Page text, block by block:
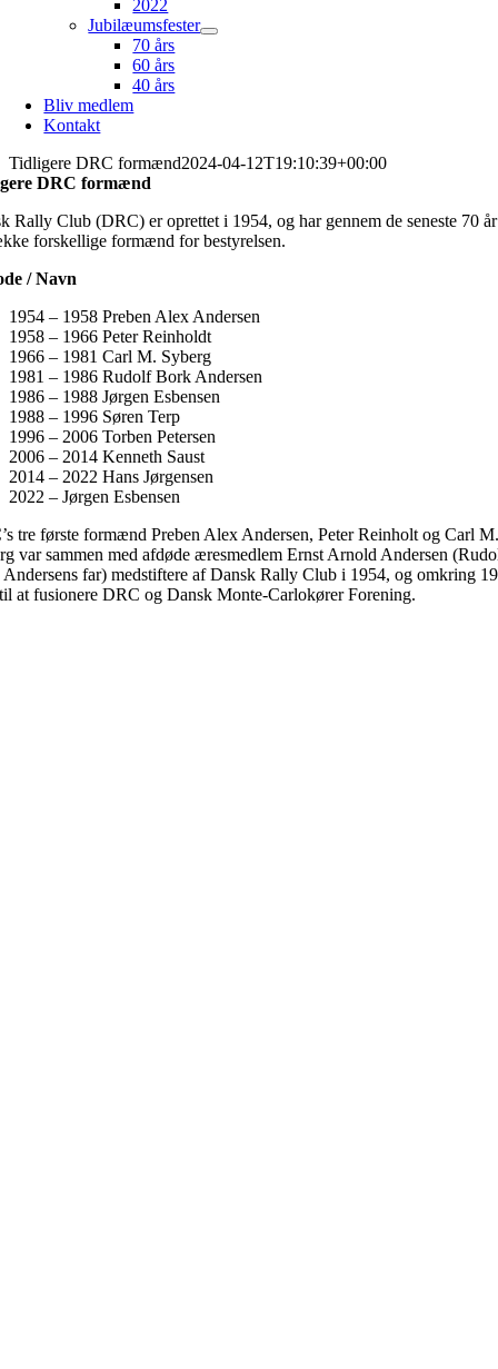
2022
Jubilæumsfester
70 års
60 års
40 års
Bliv medlem
Kontakt
Tidligere DRC formænd2024-04-12T19:10:39+00:00
DRC formænd
Rally Club (DRC) er oprettet i 1954, og har gennem de seneste 70
forskellige formænd for bestyrelsen.
/ Navn
1954 – 1958 Preben Alex Andersen
1958 – 1966 Peter Reinholdt
1966 – 1981 Carl M. Syberg
1981 – 1986 Rudolf Bork Andersen
1986 – 1988 Jørgen Esbensen
1988 – 1996 Søren Terp
1996 – 2006 Torben Petersen
2006 – 2014 Kenneth Saust
2014 – 2022 Hans Jørgensen
2022 – Jørgen Esbensen
tre første formænd Preben Alex Andersen, Peter Reinholt og Carl M.
var sammen med afdøde æresmedlem Ernst Arnold Andersen
far) medstiftere af Dansk Rally Club i 1954, og omkring
at fusionere DRC og Dansk Monte-Carlokører Forening.